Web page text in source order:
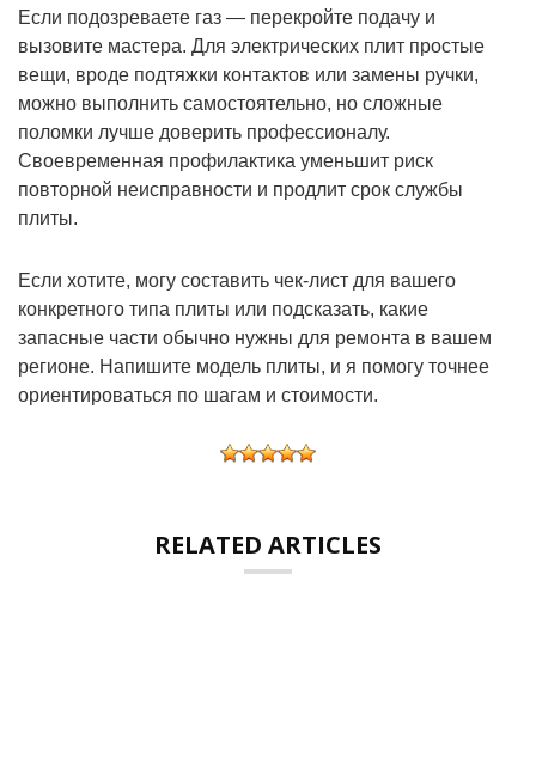
Если подозреваете газ — перекройте подачу и
вызовите мастера. Для электрических плит простые
вещи, вроде подтяжки контактов или замены ручки,
можно выполнить самостоятельно, но сложные
поломки лучше доверить профессионалу.
Своевременная профилактика уменьшит риск
повторной неисправности и продлит срок службы
плиты.
Если хотите, могу составить чек-лист для вашего
конкретного типа плиты или подсказать, какие
запасные части обычно нужны для ремонта в вашем
регионе. Напишите модель плиты, и я помогу точнее
ориентироваться по шагам и стоимости.
RELATED ARTICLES